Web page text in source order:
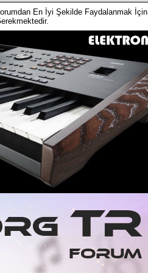
En İyi Şekilde Faydalanmak İçin